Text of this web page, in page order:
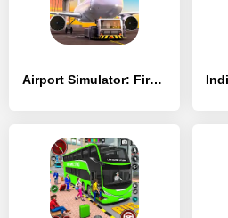
Airport Simulator: First Class - [MOD Бесконечные монеты]